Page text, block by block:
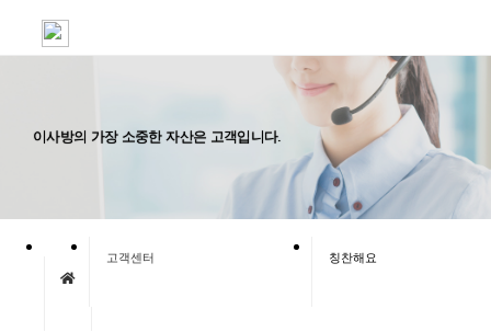
이사방의 가장 소중한 자산은 고객입니다.
고객센터 칭찬해요